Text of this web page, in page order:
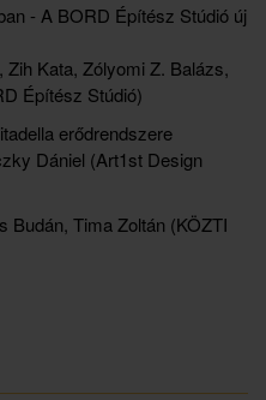
- A BORD Építész Stúdió új
Zih Kata, Zólyomi Z. Balázs,
Építész Stúdió)
erődrendszere
Dániel (Art1st Design
Budán, Tima Zoltán (KÖZTI